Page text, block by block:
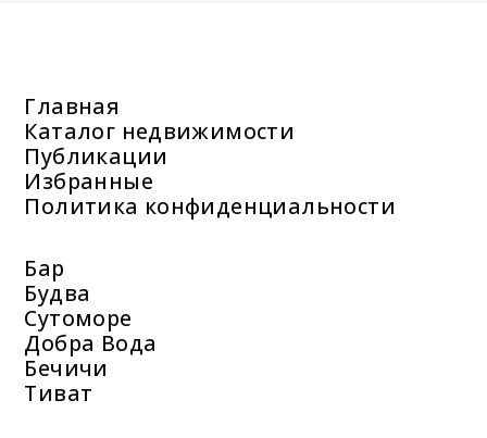
Главная
Каталог недвижимости
Публикации
Избранные
Политика конфиденциальности
Бар
Будва
Сутоморе
Добра Вода
Бечичи
Тиват